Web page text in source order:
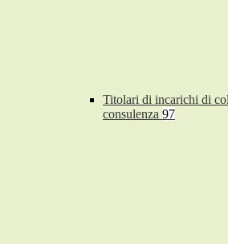
Titolari di incarichi di
consulenza 97